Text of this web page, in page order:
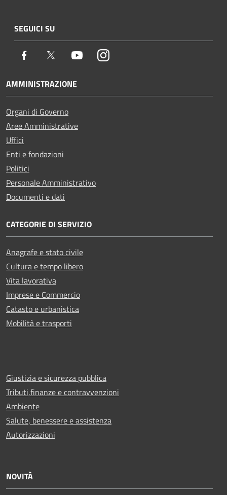
SEGUICI SU
Facebook Twitter YoutubeInstagram
AMMINISTRAZIONE
Organi di Governo
Aree Amministrative
Uffici
Enti e fondazioni
Politici
Personale Amministrativo
Documenti e dati
CATEGORIE DI SERVIZIO
Anagrafe e stato civile
Cultura e tempo libero
Vita lavorativa
Imprese e Commercio
Catasto e urbanistica
Mobilità e trasporti
Giustizia e sicurezza pubblica
Tributi,finanze e contravvenzioni
Ambiente
Salute, benessere e assistenza
Autorizzazioni
NOVITÀ